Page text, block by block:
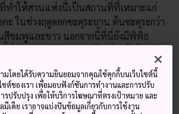
ทำให้สวนแห่งนี้เป็นสถานที่ที่เหมาะแก่
ะ ในช่วงฤดูดอกซะคุระบาน ต้นซะคุระกว่า
สีชมพูและขาว นอกจากนี้ที่นี่ยังมีพิพิธ
ในพื้นที่ทำให้สวนปราสาททะกะโอกะเป็นที่
ลาย
มโดยได้รับความยินยอมจากคุณใช้คุกกี้บนเว็บไซต์นี้
ต์ของเรา เพื่อมอบฟังก์ชันการทำงานและการปรับ
ปรับปรุง เพื่อให้บริการโฆษณาที่ตรงเป้าหมาย และ
เดีย เราอาจแบ่งปันข้อมูลเกี่ยวกับการใช้งาน